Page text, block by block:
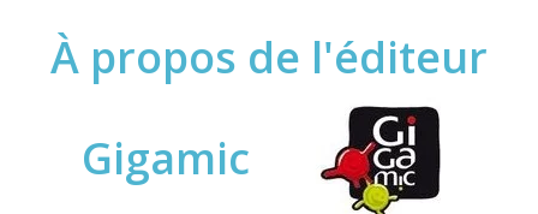
À propos de l'éditeur
Gigamic